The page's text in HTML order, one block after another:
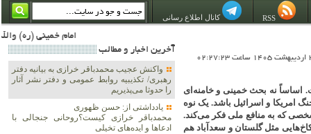
کانال اطلاع رسانی
امام خمینی (ره) والله اسلام تمامش سیاست است؛ ***** امام شهید: به گفتار امام و کردار امام اهتمام بورزید ***** امام خمینی(ره): ان شاء الله ما اندوه دلمان را در وقت مناسب با انتقام از امریکا و آل
نه بحث خمینی و خامنه‌ای
امریکا و اسرائیل باشد. یک نوه
که به منافع ملی فکر می‌کند.
مثل گلستان و سعدآباد هم
آخرين اخبار و مطالب
واکنش عجیب محمدباقر خرازی به بیانیه دفتر
رهبری/ تکذیبیه روابط عمومی و دفتر نشر آثار
را حدوثا می‌پذیریم
یادداشتی از: حسن ظهوری
محمدباقر خرازی کیست؟روحانی جنجالی با
ادعاها و ایده‌های تخیلی